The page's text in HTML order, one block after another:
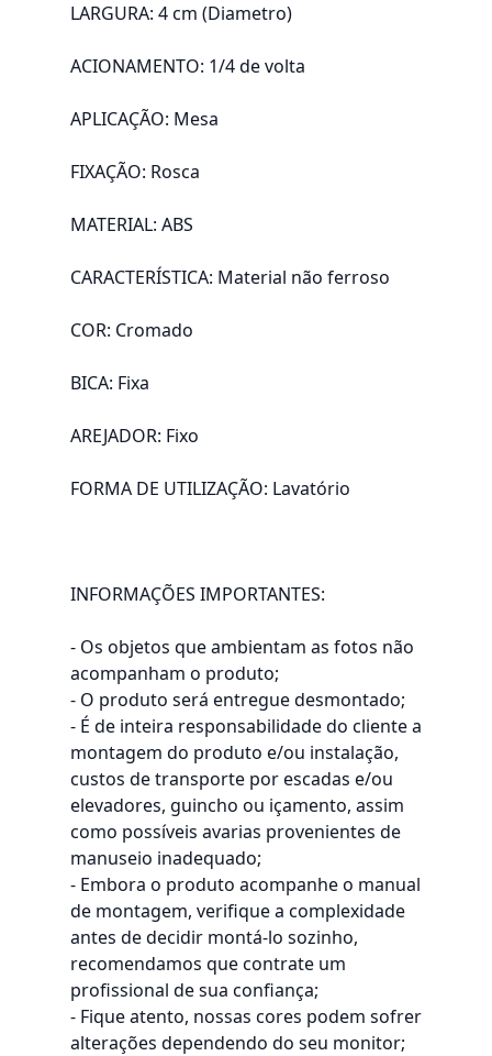
LARGURA: 4 cm (Diametro)
ACIONAMENTO: 1/4 de volta
APLICAÇÃO: Mesa
FIXAÇÃO: Rosca
MATERIAL: ABS
CARACTERÍSTICA: Material não ferroso
COR: Cromado
BICA: Fixa
AREJADOR: Fixo
FORMA DE UTILIZAÇÃO: Lavatório
INFORMAÇÕES IMPORTANTES:
- Os objetos que ambientam as fotos não
acompanham o produto;
- O produto será entregue desmontado;
- É de inteira responsabilidade do cliente a
montagem do produto e/ou instalação,
custos de transporte por escadas e/ou
elevadores, guincho ou içamento, assim
como possíveis avarias provenientes de
manuseio inadequado;
- Embora o produto acompanhe o manual
de montagem, verifique a complexidade
antes de decidir montá-lo sozinho,
recomendamos que contrate um
profissional de sua confiança;
- Fique atento, nossas cores podem sofrer
alterações dependendo do seu monitor;